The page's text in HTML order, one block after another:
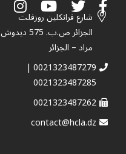
شارع فرانكلين روزفلت
الجزائر ص.ب. 575 ديدوش
مراد – الجزائر
0021323487279 |
0021323487285
0021323487262
contact@hcla.dz